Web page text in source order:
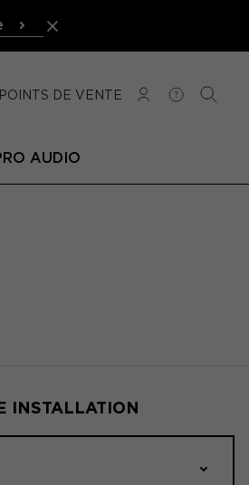
POINTS DE VENTE
CONNEXION
AIDE
AUDIO
INSTALLATION